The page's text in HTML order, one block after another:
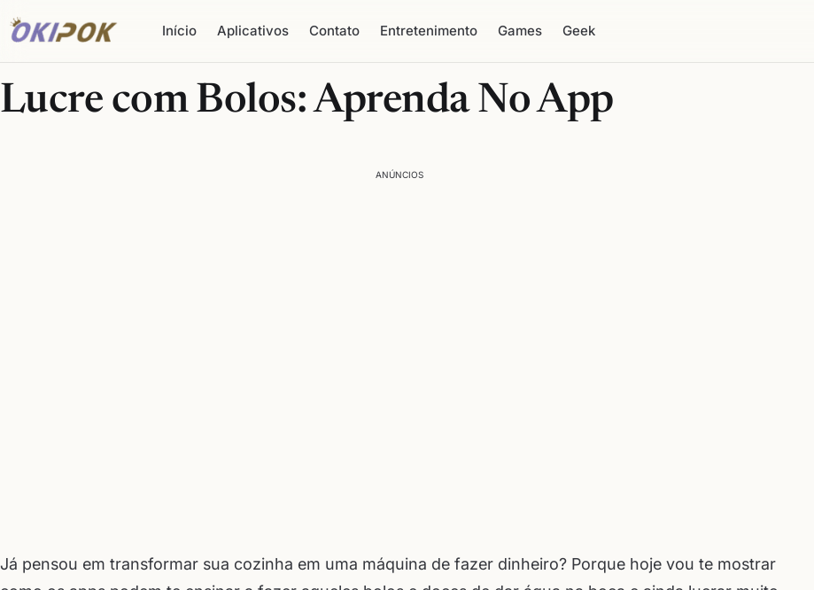
Início Aplicativos Contato Entretenimento Games Geek
Lucre com Bolos: Aprenda No App
ANÚNCIOS
Já pensou em transformar sua cozinha em uma máquina de fazer dinheiro? Porque hoje vou te mostrar